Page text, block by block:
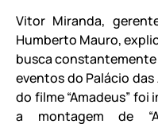
Vitor Miranda,
Humberto Mauro,
busca
eventos do Palácio
do filme “Amadeus”
a montagem de